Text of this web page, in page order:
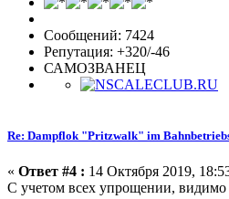
Сообщений: 7424
Репутация: +320/-46
САМОЗВАНЕЦ
Re: Dampflok "Pritzwalk" im
« Ответ #4 : 14 Октября 2019,
С учетом всех упрощении, видимо